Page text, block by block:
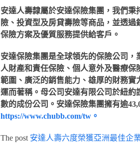
安達人壽隸屬於安達保險集團，我們
險、投資型及房貸壽險等商品，並透
保險方案及優質服務提供給客戶。
安達保險集團是全球領先的保險公司
人財產和責任保險、個人意外及醫療
範圍、廣泛的銷售能力、雄厚的財務
運而著稱。母公司安達有限公司於紐
數的成份公司。安達保險集團擁有逾
https://www.chubb.com/tw。
The post 安達人壽六度榮獲亞洲最佳企